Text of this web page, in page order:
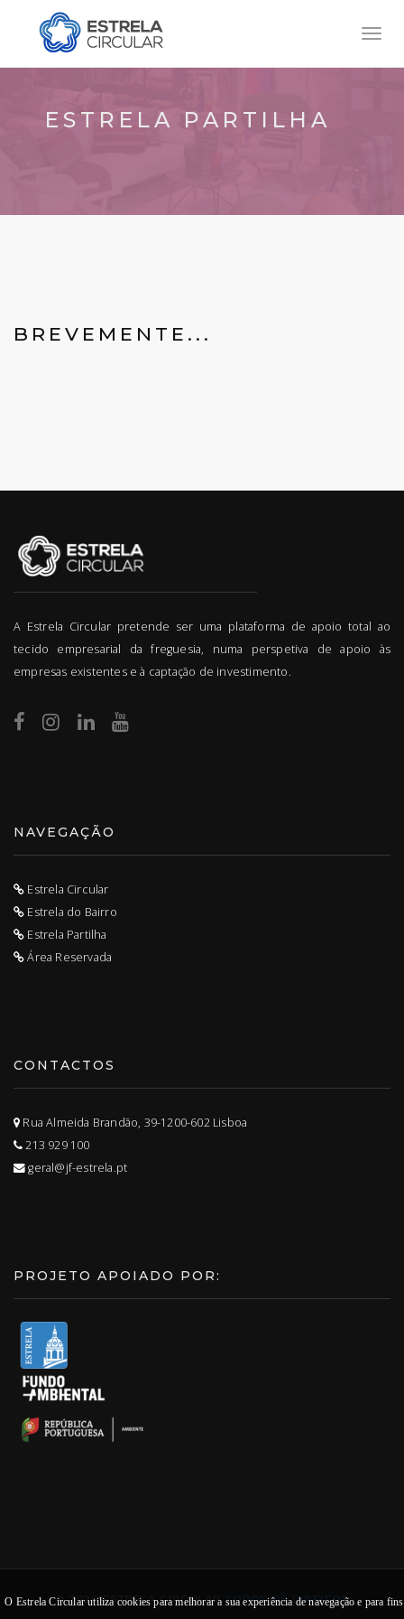
ESTRELA PARTILHA
BREVEMENTE...
A Estrela Circular pretende ser uma plataforma de apoio total ao
tecido empresarial da freguesia, numa perspetiva de apoio às
empresas existentes e à captação de investimento.
NAVEGAÇÃO
Estrela Circular
Estrela do Bairro
Estrela Partilha
Área Reservada
CONTACTOS
Rua Almeida Brandão, 39-1200-602 Lisboa
213 929 100
geral@jf-estrela.pt
PROJETO APOIADO POR:
© 2026 ESTRELA CIRCULARTODOS OS DIREITOS
O Estrela Circular utiliza cookies para melhorar a sua experiência de navegação e para fins